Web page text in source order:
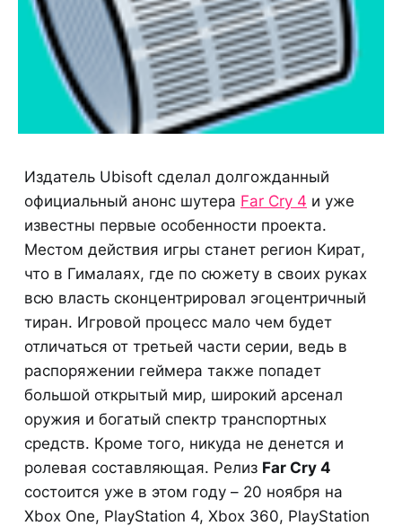
Издатель Ubisoft сделал долгожданный
официальный анонс шутера Far Cry 4 и уже
известны первые особенности проекта.
Местом действия игры станет регион Кират,
что в Гималаях, где по сюжету в своих руках
всю власть сконцентрировал эгоцентричный
тиран. Игровой процесс мало чем будет
отличаться от третьей части серии, ведь в
распоряжении геймера также попадет
большой открытый мир, широкий арсенал
оружия и богатый спектр транспортных
средств. Кроме того, никуда не денется и
ролевая составляющая. Релиз Far Cry 4
состоится уже в этом году – 20 ноября на
Xbox One, PlayStation 4, Xbox 360, PlayStation